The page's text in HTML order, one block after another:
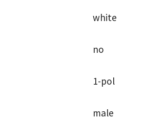
white
no
1-pol
male